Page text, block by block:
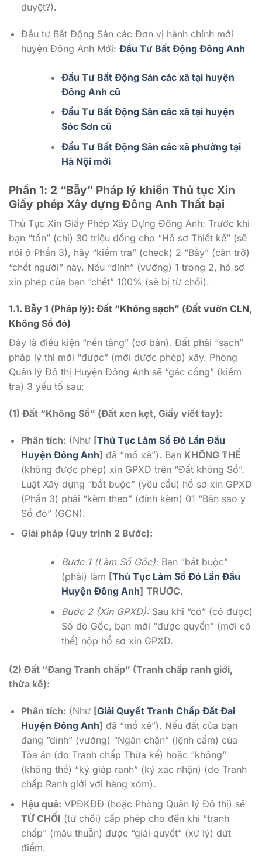
duyệt?).
Đầu tư Bất Động Sản các Đơn vị hành chính mới
huyện Đông Anh Mới: Đầu Tư Bất Động Đông Anh
Đầu Tư Bất Động Sản các xã tại huyện
Đông Anh cũ
Đầu Tư Bất Động Sản các xã tại huyện
Sóc Sơn cũ
Đầu Tư Bất Động Sản các xã phường tại
Hà Nội mới
Phần 1: 2 “Bẫy” Pháp lý khiến Thủ tục Xin
Giấy phép Xây dựng Đông Anh Thất bại
Thủ Tục Xin Giấy Phép Xây Dựng Đông Anh: Trước khi
bạn “tốn” (chi) 30 triệu đồng cho “Hồ sơ Thiết kế” (sẽ
nói ở Phần 3), hãy “kiểm tra” (check) 2 “Bẫy” (cản trở)
“chết người” này. Nếu “dính” (vướng) 1 trong 2, hồ sơ
xin phép của bạn “chết” 100% (sẽ bị từ chối).
1.1. Bẫy 1 (Pháp lý): Đất “Không sạch” (Đất vườn CLN,
Không Sổ đỏ)
Đây là điều kiện “nền tảng” (cơ bản). Đất phải “sạch”
pháp lý thì mới “được” (mới được phép) xây. Phòng
Quản lý Đô thị Huyện Đông Anh sẽ “gác cổng” (kiểm
tra) 3 yếu tố sau:
(1) Đất “Không Sổ” (Đất xen kẹt, Giấy viết tay):
Phân tích: (Như [Thủ Tục Làm Sổ Đỏ Lần Đầu
Huyện Đông Anh] đã “mổ xẻ”). Bạn KHÔNG THỂ
(không được phép) xin GPXD trên “Đất không Sổ”.
Luật Xây dựng “bắt buộc” (yêu cầu) hồ sơ xin GPXD
(Phần 3) phải “kèm theo” (đính kèm) 01 “Bản sao y
Sổ đỏ” (GCN).
Giải pháp (Quy trình 2 Bước):
Bước 1 (Làm Sổ Gốc):Bạn “bắt buộc”
(phải) làm [Thủ Tục Làm Sổ Đỏ Lần Đầu
Huyện Đông Anh] TRƯỚC.
Bước 2 (Xin GPXD):Sau khi “có” (có được)
Sổ đỏ Gốc, bạn mới “được quyền” (mới có
thể) nộp hồ sơ xin GPXD.
(2) Đất “Đang Tranh chấp” (Tranh chấp ranh giới,
thừa kế):
Phân tích: (Như [Giải Quyết Tranh Chấp Đất Đai
Huyện Đông Anh] đã “mổ xẻ”). Nếu đất của bạn
đang “dính” (vướng) “Ngăn chặn” (lệnh cấm) của
Tòa án (do Tranh chấp Thừa kế) hoặc “không”
(không thể) “ký giáp ranh” (ký xác nhận) (do Tranh
chấp Ranh giới với hàng xóm).
Hậu quả: VPĐKĐĐ (hoặc Phòng Quản lý Đô thị) sẽ
TỪ CHỐI (từ chối) cấp phép cho đến khi “tranh
chấp” (mâu thuẫn) được “giải quyết” (xử lý) dứt
điểm.